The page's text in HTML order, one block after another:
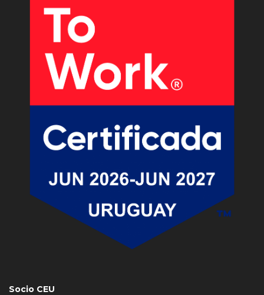
Socio CEU